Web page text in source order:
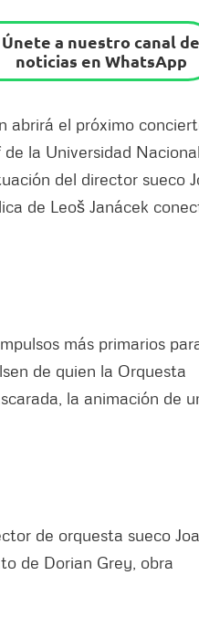
Únete a nuestro canal de
noticias en WhatsApp
abrirá el próximo
la Universidad
del director sueco
de Leoš Janácek
más primarios
de quien la Orquesta
la animación de
de orquesta sueco
de Dorian Grey, obra